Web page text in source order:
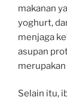
makanan
yoghurt,
menjaga
asupan
Selain itu,